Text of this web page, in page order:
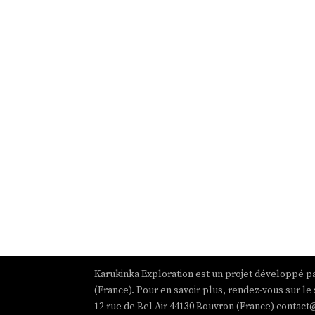
Karukinka Exploration est un projet développé
(France). Pour en savoir plus, rendez-vous sur
12 rue de Bel Air 44130 Bouvron (France)